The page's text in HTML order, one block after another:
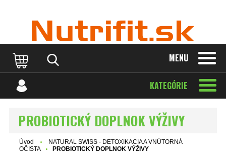
MENU
KATEGÓRIE
PROBIOTICKÝ DOPLNOK VÝŽIVY
Úvod
NATURAL SWISS - DETOXIKACIA A VNÚTORNÁ
OČISTA
PROBIOTICKÝ DOPLNOK VÝŽIVY